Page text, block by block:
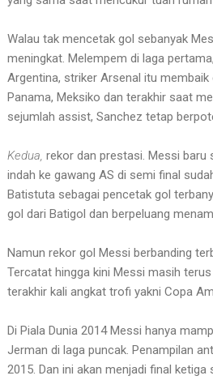
Walau tak mencetak gol sebanyak
meningkat. Melempem di laga
Argentina, striker Arsenal itu
Panama, Meksiko dan terakhir saat
sejumlah assist, Sanchez tetap
Kedua, rekor dan prestasi. Messi baru
indah ke gawang AS di semi final
Batistuta sebagai pencetak gol
gol dari Batigol dan berpeluang
Namun rekor gol Messi berbanding
Tercatat hingga kini Messi masih
terakhir kali angkat trofi yakni Copa
Di Piala Dunia 2014 Messi hanya
Jerman di laga puncak. Penampilan
2015. Dan ini akan menjadi final